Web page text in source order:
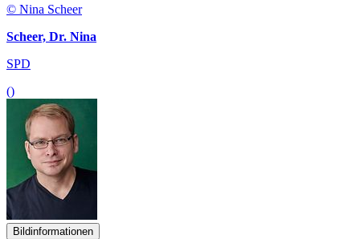
© Nina Scheer
Scheer, Dr. Nina
SPD
()
Bildinformationen